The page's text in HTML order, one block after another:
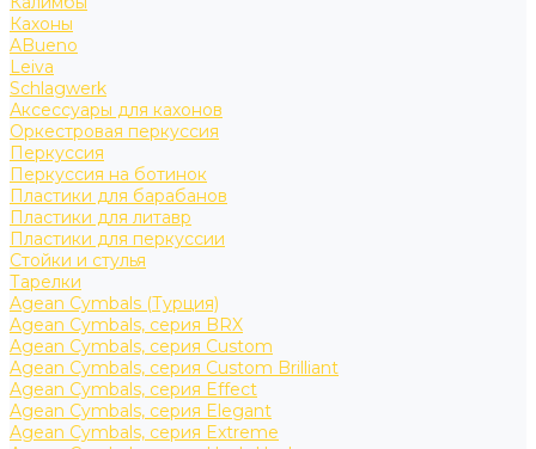
Кахоны
ABueno
Leiva
Schlagwerk
Аксессуары для кахонов
Оркестровая перкуссия
Перкуссия
Перкуссия на ботинок
Пластики для барабанов
Пластики для литавр
Пластики для перкуссии
Стойки и стулья
Тарелки
Agean Cymbals (Турция)
Agean Cymbals, серия BRX
Agean Cymbals, серия Custom
Agean Cymbals, серия Custom Brilliant
Agean Cymbals, серия Effect
Agean Cymbals, серия Elegant
Agean Cymbals, серия Extreme